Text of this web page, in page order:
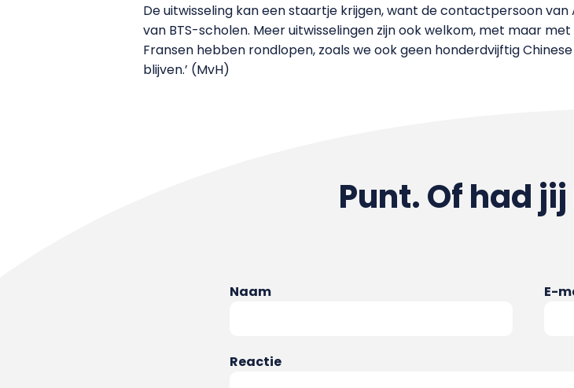
De uitwisseling kan een staartje krijgen, want de contactpersoon
van BTS-scholen. Meer uitwisselingen zijn ook welkom, met maar
Fransen hebben rondlopen, zoals we ook geen honderdvijftig
blijven.’ (MvH)
Punt. Of had
Naam E-
Reactie